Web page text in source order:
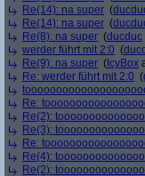
Re(14): na super (
Re(14): na super (
Re(8): na super (ducduc
werder führt mit 2:0 (
Re(9): na super ( IcyBox
Re: werder führt mit 2:0 (
Re:
Re(2):
Re(3):
Re:
Re(4):
Re(2):